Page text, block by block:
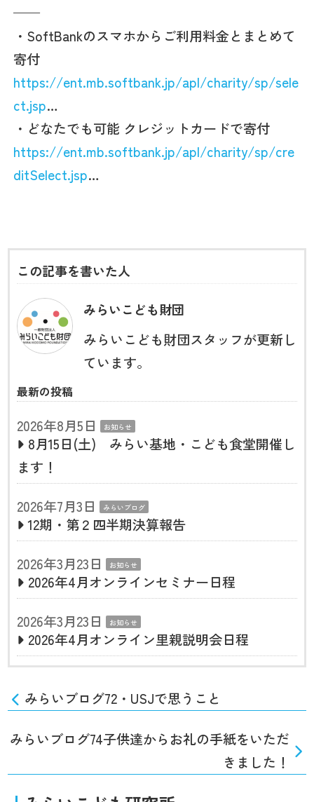
——
・SoftBankのスマホからご利用料金とまとめて
寄付
https://ent.mb.softbank.jp/apl/charity/sp/sele
ct.jsp…
・どなたでも可能 クレジットカードで寄付
https://ent.mb.softbank.jp/apl/charity/sp/cre
ditSelect.jsp…
この記事を書いた人
みらいこども財団
みらいこども財団スタッフが更新し
ています。
最新の投稿
2026年8月5日 お知らせ
8月15日(土) みらい基地・こども食堂開催し
ます！
2026年7月3日
みらいブログ
12期・第２四半期決算報告
2026年3月23日
お知らせ
2026年4月オンラインセミナー日程
2026年3月23日
お知らせ
2026年4月オンライン里親説明会日程
みらいブログ72・USJで思うこと
みらいブログ74子供達からお礼の手紙をいただ
きました！